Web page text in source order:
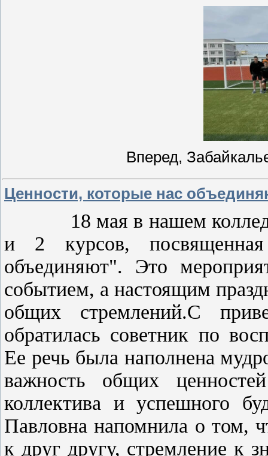
Вперед,
Ценности, которые нас
18 мая в нашем колледже
и 2 курсов,
объединяют". Это
событием, а настоящим
общих стремлений.С
обратилась советник по
Ее речь была наполнена
важность общих
коллектива и успешного
Павловна напомнила о том,
к друг другу, стремление к